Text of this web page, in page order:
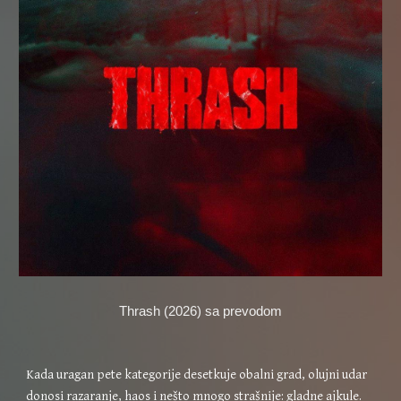
Thrash (2026) sa prevodom
Kada uragan pete kategorije desetkuje obalni grad, olujni udar
donosi razaranje, haos i nešto mnogo strašnije: gladne ajkule.